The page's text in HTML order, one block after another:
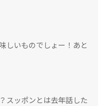
しいものでしょー！あと
スッポンとは去年話した